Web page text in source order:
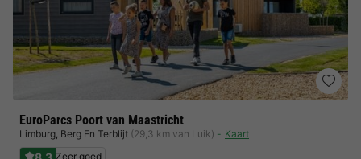
EuroParcs Poort van Maastricht
Limburg, Berg En Terblijt (29,3 km van Luik) Kaart
Zeer goed